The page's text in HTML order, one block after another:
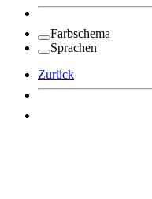
Farbschema
Sprachen
Zurück